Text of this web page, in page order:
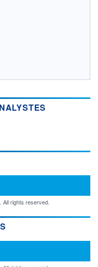
VEILLE
À LA
rights reserved.